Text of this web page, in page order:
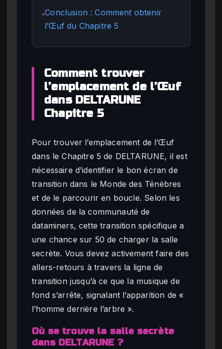
●Conclusion : Comment obtenir
l’Œuf du Chapitre 5
Comment trouver
l’emplacement de l’Œuf
dans DELTARUNE
Chapitre 5
Pour trouver l’emplacement de l’Œuf
dans le Chapitre 5 de DELTARUNE, il est
nécessaire d’identifier le bon écran de
transition dans le Monde des Ténèbres
et de le parcourir en boucle. Selon les
données de la communauté de
dataminers, cette transition spécifique a
une chance sur 50 de charger la salle
secrète. Vous devez activement faire des
allers-retours à travers la ligne de
transition jusqu’à ce que la musique de
fond s’arrête, signalant l’apparition de «
l’homme derrière l’arbre ».
Où se trouve la salle secrète
dans DELTARUNE ?